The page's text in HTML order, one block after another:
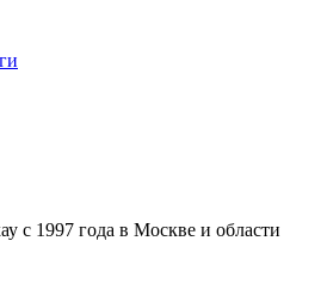
с 1997 года в Москве и области